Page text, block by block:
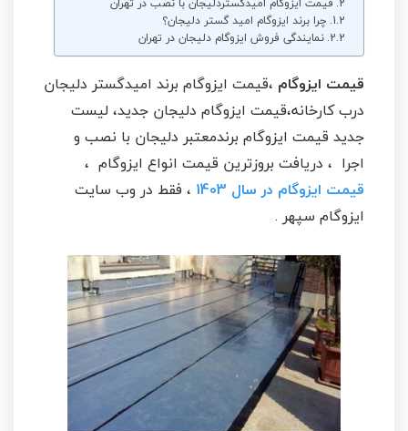
چرا برند ایزوگام امید گستر دلیجان؟
نمایندگی فروش ایزوگام دلیجان در تهران
قیمت ایزوگام ،قیمت ایزوگام برند امیدگستر دلیجان
درب کارخانه،قیمت ایزوگام دلیجان جدید، لیست
جدید قیمت ایزوگام برندمعتبر دلیجان با نصب و
اجرا ، دریافت بروزترین قیمت انواع ایزوگام ،
قیمت ایزوگام در سال 1403
، فقط در وب سایت
ایزوگام سپهر .